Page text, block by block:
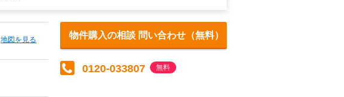
地図を見る 物件購入の相談 問い合わせ（無料）
0120-033807 無料